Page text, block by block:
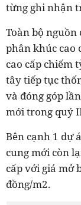
từng ghi nhận
Toàn bộ
phân khúc cao
cao cấp chiếm
tây tiếp tục
và đóng góp
mới trong quý
Bên cạnh 1 dự
cung mới còn
cấp với giá mở
đồng/m2.